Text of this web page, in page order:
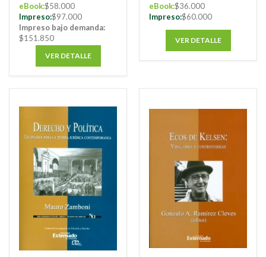
eBook:$58.000
Impreso:$97.000
Impreso bajo demanda:
$151.850
VER DETALLE
eBook:$36.000
Impreso:$60.000
VER DETALLE